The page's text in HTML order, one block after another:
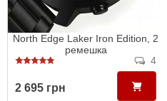
North Edge Laker Iron Edition, 2
ремешка
4
2 695 грн